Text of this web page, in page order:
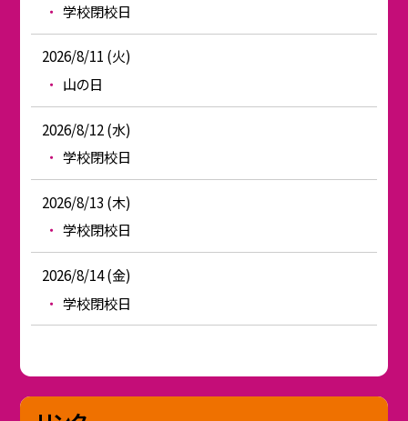
学校閉校日
2026/8/11 (火)
山の日
2026/8/12 (水)
学校閉校日
2026/8/13 (木)
学校閉校日
2026/8/14 (金)
学校閉校日